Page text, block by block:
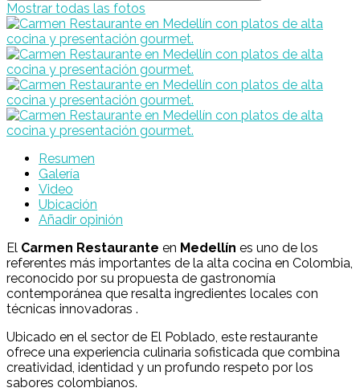
Mostrar todas las fotos
Resumen
Galería
Video
Ubicación
Añadir opinión
El Carmen Restaurante en Medellín es uno de los
referentes más importantes de la alta cocina en Colombia,
reconocido por su propuesta de gastronomía
contemporánea que resalta ingredientes locales con
técnicas innovadoras .
Ubicado en el sector de El Poblado, este restaurante
ofrece una experiencia culinaria sofisticada que combina
creatividad, identidad y un profundo respeto por los
sabores colombianos.